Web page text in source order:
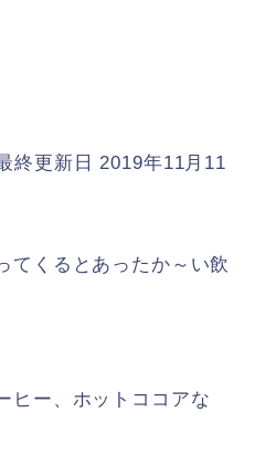
終更新日 2019年11月11
てくるとあったか～い飲
ヒー、ホットココアな